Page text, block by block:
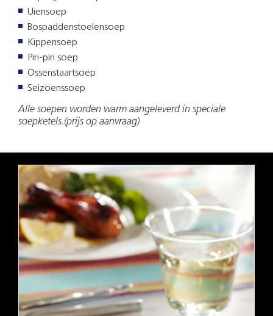
Uiensoep
Bospaddenstoelensoep
Kippensoep
Piri-piri soep
Ossenstaartsoep
Seizoenssoep
Alle soepen worden warm aangeleverd in speciale
soepketels.(prijs op aanvraag)